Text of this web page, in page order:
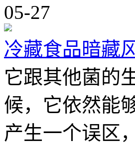
05-27
冷藏食品暗藏
它跟其他菌的
候，它依然能
产生一个误区